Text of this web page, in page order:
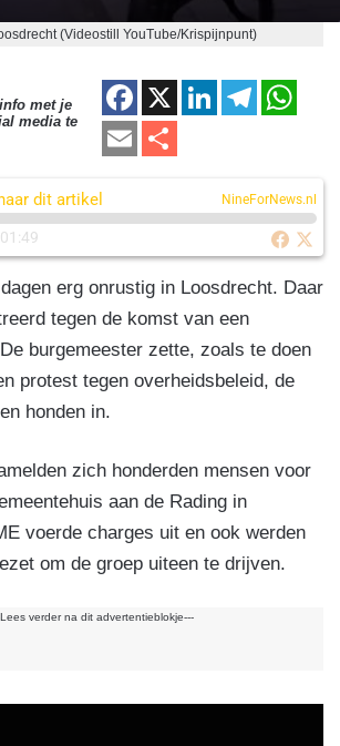
(Videostill YouTube/Krispijnpunt)
met je
media te
F
a
c
e
o
o
k
X
Li
e
n
T
gr
a
m
s
A
p
E
aile
dit artikel NineForNews.nl
01:49
erg onrustig in Loosdrecht. Daar
tegen de komst van een
burgemeester zette, zoals te doen
protest tegen overheidsbeleid, de
honden in.
zich honderden mensen voor
aan de Rading in
voerde charges uit en ook werden
om de groep uiteen te drijven.
verder na dit advertentieblokje---